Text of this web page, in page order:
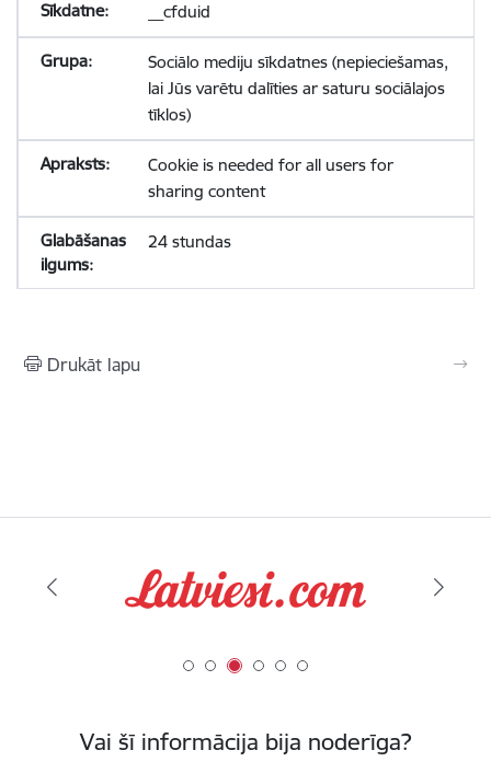
__cfduid
Sociālo mediju sīkdatnes (nepieciešamas,
lai Jūs varētu dalīties ar saturu sociālajos
tīklos)
Cookie is needed for all users for
sharing content
24 stundas
Drukāt lapu
Vai šī informācija bija noderīga?